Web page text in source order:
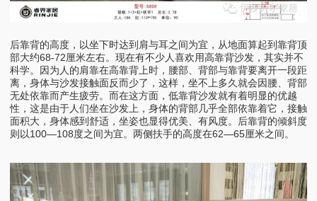
后靠背的高度，以坐下时达到肩与耳之间为宜，从地面算起到靠背顶
部大约68-72厘米左右。现在有不少人喜欢用高靠背沙发，其实并不
科学。因为人的肩靠在高靠背上时，腰部、背部与靠背要离开一段距
离，身体与沙发接触面反而少了，这样，坐不上多久就会因腰、背部
无处依靠而产生疲劳。而在这方面，低靠背沙发就有着明显的优越
性，这是由于人们坐在沙发上，身体的背部几乎全部依靠着它，接触
面积大，身体感到舒适，坐姿也显得优美、有风度。后靠背的倾斜度
则以100—108度之间为宜。两侧扶手的高度在62—65厘米之间。